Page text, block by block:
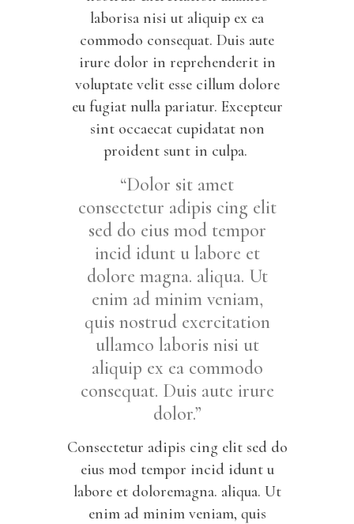
laborisa nisi ut aliquip ex ea
commodo consequat. Duis aute
irure dolor in reprehenderit in
voluptate velit esse cillum dolore
eu fugiat nulla pariatur. Excepteur
sint occaecat cupidatat non
proident sunt in culpa.
“Dolor sit amet
consectetur adipis cing elit
sed do eius mod tempor
incid idunt u labore et
dolore magna. aliqua. Ut
enim ad minim veniam,
quis nostrud exercitation
ullamco laboris nisi ut
aliquip ex ea commodo
consequat. Duis aute irure
dolor.”
Consectetur adipis cing elit sed do
eius mod tempor incid idunt u
labore et doloremagna. aliqua. Ut
enim ad minim veniam, quis